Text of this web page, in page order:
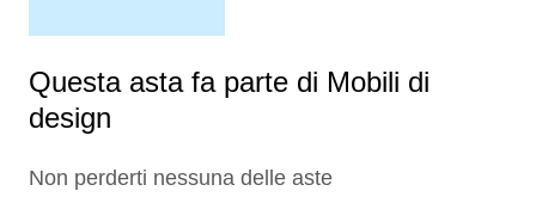
Questa asta fa parte di Mobili di
design
Non perderti nessuna delle aste